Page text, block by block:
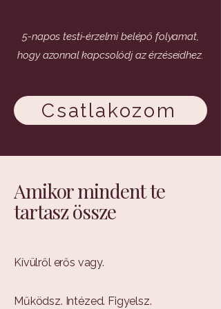
5-napos testi-érzelmi belépő folyamat,
hogy azonnal kapcsolódj az érzéseidhez.
Csatlakozom
Amikor mindent te
tartasz össze
Kívülről erős vagy.
Működsz. Intézed. Figyelsz.